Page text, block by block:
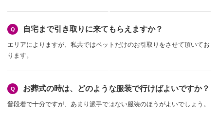
自宅まで引き取りに来てもらえますか？
エリアによりますが、私共ではペットだけのお引取りをさせて頂いてお
ります。
お葬式の時は、どのような服装で行けばよいですか？
普段着で十分ですが、あまり派手ではない服装のほうがよいでしょう。